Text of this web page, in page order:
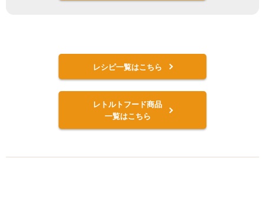
レシピ一覧はこちら
レトルトフード商品
一覧はこちら